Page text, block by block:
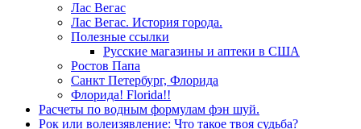
Лас Вегас
Лас Вегас. История города.
Полезные ссылки
Русские магазины и аптеки в США
Ростов Папа
Санкт Петербург, Флорида
Флорида! Florida!!
Расчеты по водным формулам фэн шуй.
Рок или волеизявление: Что такое твоя судьба?